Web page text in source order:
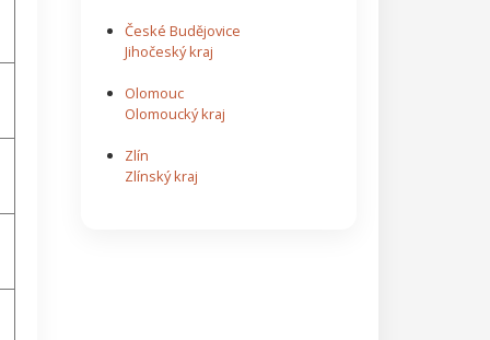
České Budějovice
Jihočeský kraj
Olomouc
Olomoucký kraj
Zlín
Zlínský kraj